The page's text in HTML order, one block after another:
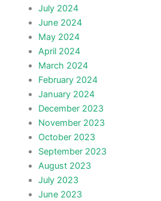
July 2024
June 2024
May 2024
April 2024
March 2024
February 2024
January 2024
December 2023
November 2023
October 2023
September 2023
August 2023
July 2023
June 2023